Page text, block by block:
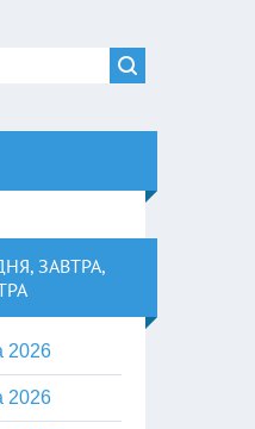
ЗАВТРА,
2026
2026